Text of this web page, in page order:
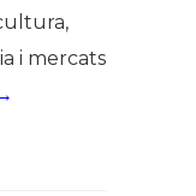
i mercats